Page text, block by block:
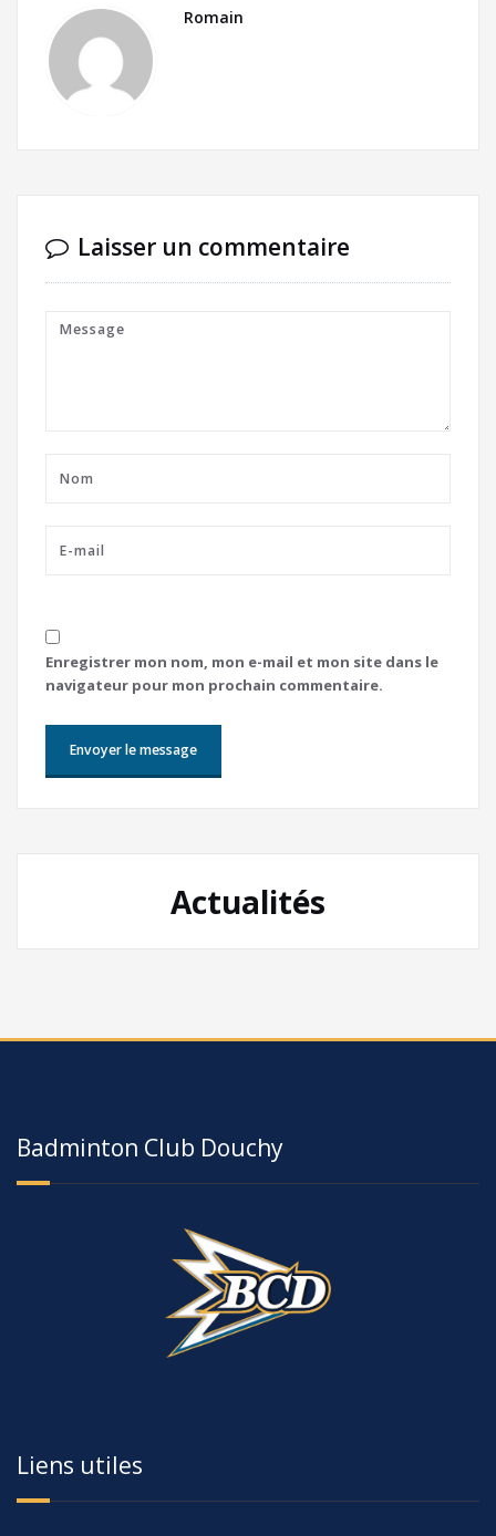
Romain
Laisser un commentaire
Enregistrer mon nom, mon e-mail et mon site dans le
navigateur pour mon prochain commentaire.
Actualités
Badminton Club Douchy
Liens utiles